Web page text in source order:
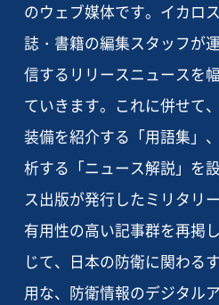
のウェブ媒体です。イカロ
誌・書籍の編集スタッフが
信するリリースニュースを
ていきます。これに併せて
装備を紹介する「用語集」
析する「ニュース解説」を
ス出版が発行したミリタリ
有用性の高い記事群を再掲
じて、日本の防衛に関わる
用な、防衛情報のデジタル